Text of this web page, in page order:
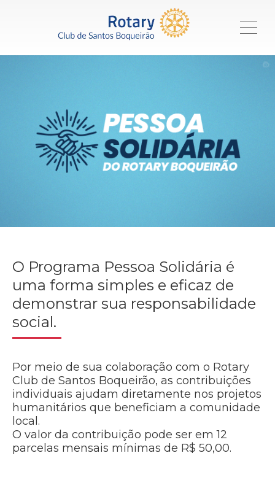
O Programa Pessoa Solidária é
uma forma simples e eficaz de
demonstrar sua responsabilidade
social.
Por meio de sua colaboração com o Rotary
Club de Santos Boqueirão, as contribuições
individuais ajudam diretamente nos projetos
humanitários que beneficiam a comunidade
local.
O valor da contribuição pode ser em 12
parcelas mensais mínimas de R$ 50,00.